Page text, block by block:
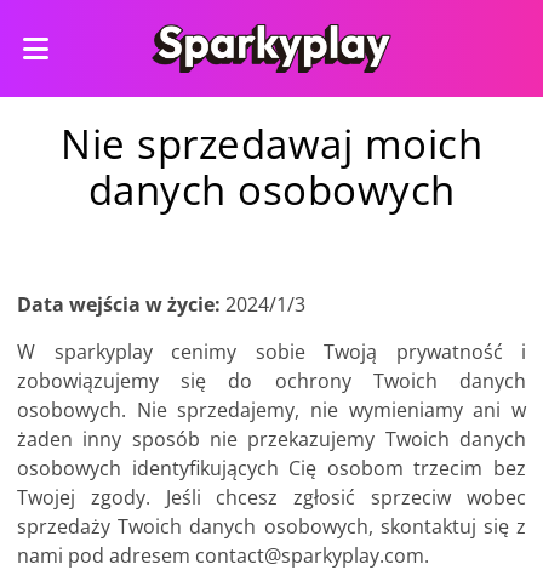
Nie sprzedawaj moich
danych osobowych
Data wejścia w życie: 2024/1/3
W sparkyplay cenimy sobie Twoją prywatność i
zobowiązujemy się do ochrony Twoich danych
osobowych. Nie sprzedajemy, nie wymieniamy ani w
żaden inny sposób nie przekazujemy Twoich danych
osobowych identyfikujących Cię osobom trzecim bez
Twojej zgody. Jeśli chcesz zgłosić sprzeciw wobec
sprzedaży Twoich danych osobowych, skontaktuj się z
nami pod adresem contact@sparkyplay.com.